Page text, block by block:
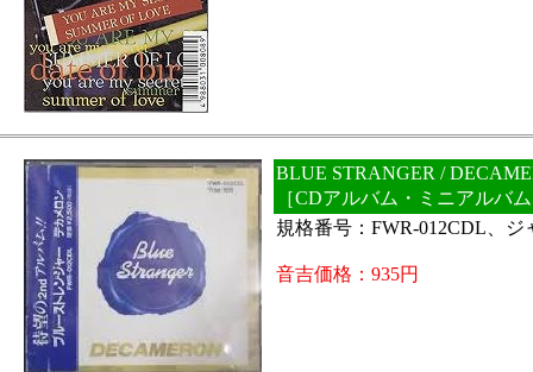
BLUE STRANGER /
［CDアルバム・ミニアルバ
規格番号：FWR-012CDL、ジ
音吉価格：935円